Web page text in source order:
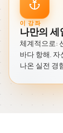
이 강좌
나만의 세
체계적으로:
바다 항해. 자
나온 실전 경